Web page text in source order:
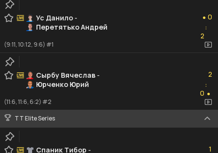
Ус Данило -
Перетятько Андрей
● 0
:
2
(9:11, 10:12, 9:6) #1
Сырбу Вячеслав -
Юрченко Юрий
2
:
0 ●
(11:6, 11:6, 6:2) #2
TT Elite Series
Спаник Тибор -
1